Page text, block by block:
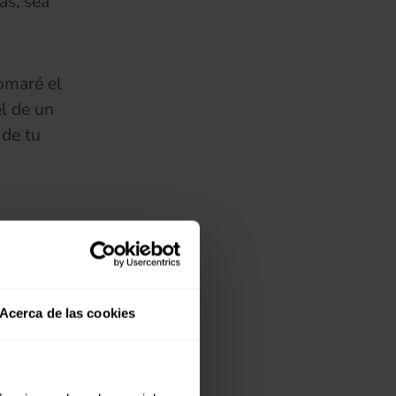
(se abre en una pestaña nueva)
Acerca de las cookies
el
de un
tu
de